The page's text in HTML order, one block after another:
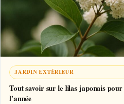
JARDIN EXTÉRIEUR
Tout savoir sur le lilas japonais
l’année